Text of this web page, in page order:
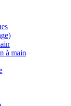
à main